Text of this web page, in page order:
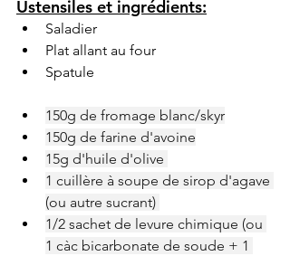
Ustensiles et ingrédients:
Saladier
Plat allant au four
Spatule
150g de fromage blanc/skyr
150g de farine d'avoine
15g d'huile d'olive
1 cuillère à soupe de sirop d'agave
(ou autre sucrant)
1/2 sachet de levure chimique (ou
1 càc bicarbonate de soude + 1